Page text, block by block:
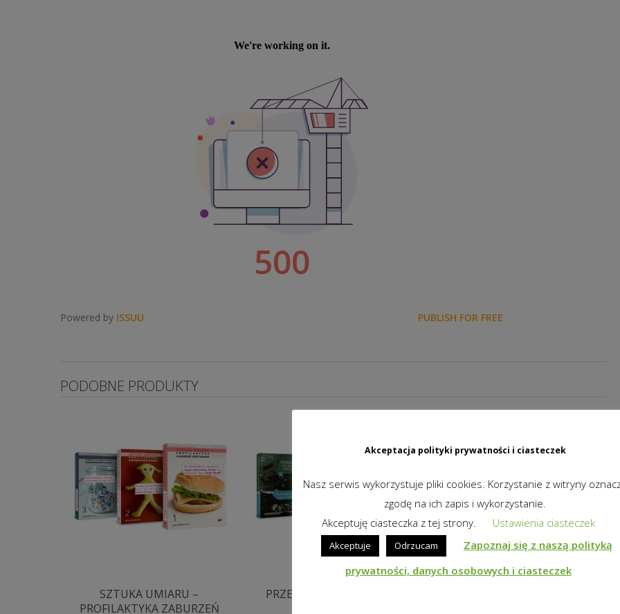
Powered by ISSUU PUBLISH FOR FREE
PODOBNE PRODUKTY
SZTUKA UMIARU –
PROFILAKTYKA ZABURZEŃ
PRZEMOC NIEJEDNO MA
Akceptacja polityki prywatności i ciasteczek
Nasz serwis wykorzystuje pliki cookies. Korzystanie z witryny
zgodę na ich zapis i wykorzystanie.
Akceptuję ciasteczka z tej strony.
Ustawienia ciasteczek
Akceptuje Odrzucam
Zapoznaj się z naszą polityką
prywatności, danych osobowych i ciasteczek